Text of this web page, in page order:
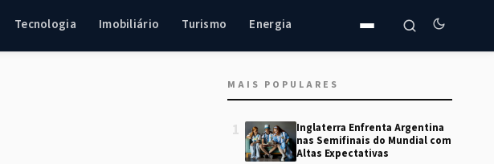
Tecnologia Imobiliário Turismo Energia
MAIS POPULARES
1
Inglaterra Enfrenta Argentina
nas Semifinais do Mundial com
Altas Expectativas